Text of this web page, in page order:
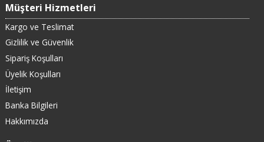
Müşteri Hizmetleri
Kargo ve Teslimat
Gizlilik ve Güvenlik
Sipariş Koşulları
Üyelik Koşulları
İletişim
Banka Bilgileri
Hakkımızda